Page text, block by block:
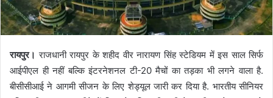
रायपुर। राजधानी रायपुर के शहीद वीर नारायण सिंह स्टेडियम में इस साल सिर्फ
आईपीएल ही नहीं बल्कि इंटरनेशनल टी-20 मैचों का तड़का भी लगने वाला है.
बीसीसीआई ने आगमी सीजन के लिए शेड्यूल जारी कर दिया है. भारतीय सीनियर